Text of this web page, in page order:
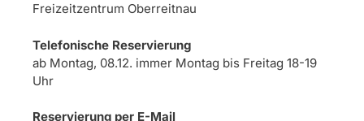
Freizeitzentrum Oberreitnau
Telefonische Reservierung
ab Montag, 08.12. immer Montag bis Freitag 18-19
Uhr
Reservierung per E-Mail